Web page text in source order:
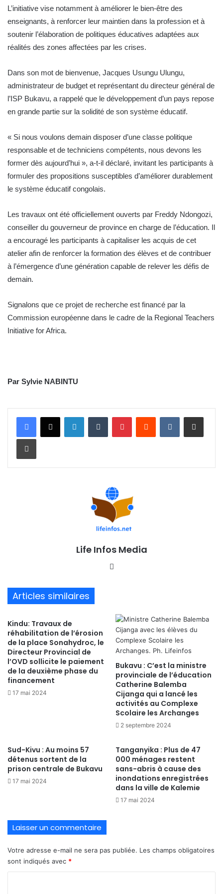
L’initiative vise notamment à améliorer le bien-être des
enseignants, à renforcer leur maintien dans la profession et à
soutenir l’élaboration de politiques éducatives adaptées aux
réalités des zones affectées par les crises.
Dans son mot de bienvenue, Jacques Usungu Ulungu,
administrateur de budget et représentant du directeur général de
l’ISP Bukavu, a rappelé que le développement d’un pays repose
en grande partie sur la solidité de son système éducatif.
« Si nous voulons demain disposer d’une classe politique
responsable et de techniciens compétents, nous devons les
former dès aujourd’hui », a-t-il déclaré, invitant les participants à
formuler des propositions susceptibles d’améliorer durablement
le système éducatif congolais.
Les travaux ont été officiellement ouverts par Freddy Ndongozi,
conseiller du gouverneur de province en charge de l’éducation. Il
a encouragé les participants à capitaliser les acquis de cet
atelier afin de renforcer la formation des élèves et de contribuer
à l’émergence d’une génération capable de relever les défis de
demain.
Signalons que ce projet de recherche est financé par la
Commission européenne dans le cadre de la Regional Teachers
Initiative for Africa.
Par Sylvie NABINTU
Life Infos Media
Articles similaires
Kindu: Travaux de
réhabilitation de l’érosion
de la place Sonahydroc, le
Directeur Provincial de
l’OVD sollicite le paiement
de la deuxième phase du
financement
17 mai 2024
Bukavu : C’est la ministre
provinciale de l’éducation
Catherine Balemba
Cijanga qui a lancé les
activités au Complexe
Scolaire les Archanges
2 septembre 2024
Sud-Kivu : Au moins 57
détenus sortent de la
prison centrale de Bukavu
17 mai 2024
Tanganyika : Plus de 47
000 ménages restent
sans-abris à cause des
inondations enregistrées
dans la ville de Kalemie
17 mai 2024
Laisser un commentaire
Votre adresse e-mail ne sera pas publiée. Les champs obligatoires
sont indiqués avec *